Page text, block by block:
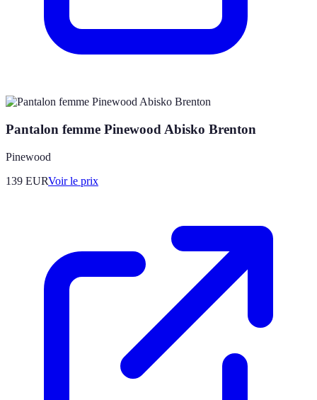
Pantalon femme Pinewood Abisko Brenton
Pinewood
139 EURVoir le prix